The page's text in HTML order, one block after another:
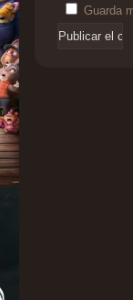
Guarda